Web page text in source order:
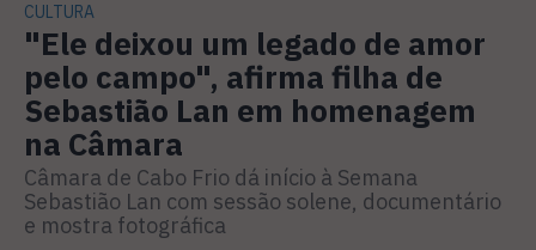
CULTURA
"Ele deixou um legado de amor
pelo campo", afirma filha de
Sebastião Lan em homenagem
na Câmara
Câmara de Cabo Frio dá início à Semana
Sebastião Lan com sessão solene, documentário
e mostra fotográfica